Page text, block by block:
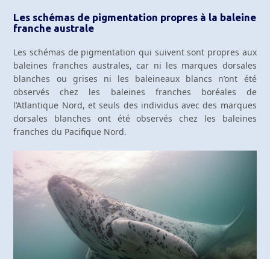
Les schémas de pigmentation propres à la baleine
franche australe
Les schémas de pigmentation qui suivent sont propres aux
baleines franches australes, car ni les marques dorsales
blanches ou grises ni les baleineaux blancs n’ont été
observés chez les baleines franches boréales de
l’Atlantique Nord, et seuls des individus avec des marques
dorsales blanches ont été observés chez les baleines
franches du Pacifique Nord.